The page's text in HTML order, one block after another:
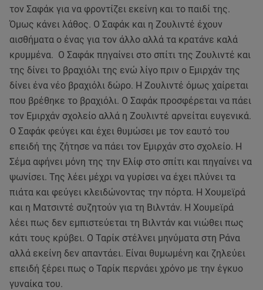
τον Σαφάκ για να φροντίζει εκείνη και το παιδί της.
Όμως κάνει λάθος. Ο Σαφάκ και η Ζουλιντέ έχουν
αισθήματα ο ένας για τον άλλο αλλά τα κρατάνε καλά
κρυμμένα. Ο Σαφάκ πηγαίνει στο σπίτι της Ζουλιντέ και
της δίνει το βραχιόλι της ενώ λίγο πριν ο Εμιρχάν της
δίνει ένα νέο βραχιόλι δώρο. Η Ζουλιντέ όμως χαίρεται
που βρέθηκε το βραχιόλι. Ο Σαφάκ προσφέρεται να πάει
τον Εμιρχάν σχολείο αλλά η Ζουλιντέ αρνείται ευγενικά.
Ο Σαφάκ φεύγει και έχει θυμώσει με τον εαυτό του
επειδή της ζήτησε να πάει τον Εμιρχάν στο σχολείο. Η
Σέμα αφήνει μόνη της την Ελίφ στο σπίτι και πηγαίνει να
ψωνίσει. Της λέει μέχρι να γυρίσει να έχει πλύνει τα
πιάτα και φεύγει κλειδώνοντας την πόρτα. Η Χουμεϊρά
και η Ματσιντέ συζητούν για τη Βιλντάν. Η Χουμεϊρά
λέει πως δεν εμπιστεύεται τη Βιλντάν και νιώθει πως
κάτι τους κρύβει. Ο Ταρίκ στέλνει μηνύματα στη Ράνα
αλλά εκείνη δεν απαντάει. Είναι θυμωμένη και ζηλεύει
επειδή ξέρει πως ο Ταρίκ περνάει χρόνο με την έγκυο
γυναίκα του.